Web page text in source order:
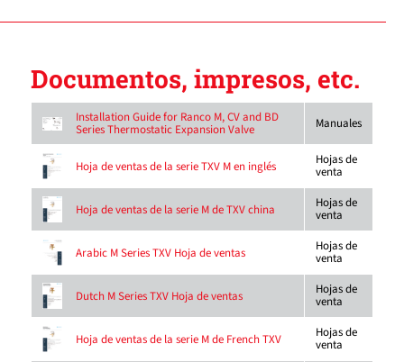
Documentos, impresos, etc.
Installation Guide for Ranco M, CV and BD
Series Thermostatic Expansion Valve Manuales
Hoja de ventas de la serie TXV M en inglés Hojas de
venta
Hoja de ventas de la serie M de TXV china Hojas de
venta
Arabic M Series TXV Hoja de ventas Hojas de
venta
Dutch M Series TXV Hoja de ventas Hojas de
venta
Hoja de ventas de la serie M de French TXV Hojas de
venta